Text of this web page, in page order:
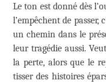
Le ton est donné dès
l’empêchent de
un chemin dans le
leur tragédie aussi.
la perte, alors que le
tisser des histoires